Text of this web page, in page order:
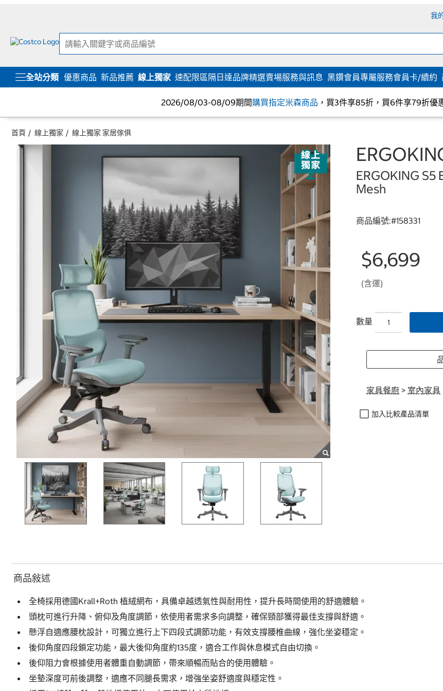
我
全站分類 優惠商品 新品推薦 線上獨家 速配限區隔日達品牌精選賣場服務與訊息 黑鑽會員專屬服務會員卡/續約
2026/08/03-08/09期間購買指定米森商品 ，買3件享85折，買6件享79折優
首頁 線上獨家 線上獨家 家居傢俱
ERGOKING S5
Mesh
商品編號:#158331
$6,699
(含運)
數量
家具餐廚 > 室內家具
加入比較產品清單
商品敍述
全椅採用德國Krall+Roth 植絨網布，具備卓越透氣性與耐用性，提升長時間使用的舒適體驗。
頭枕可進行升降、俯仰及角度調節，依使用者需求多向調整，確保頸部獲得最佳支撐與舒適。
懸浮自適應腰枕設計，可獨立進行上下四段式調節功能，有效支撐腰椎曲線，強化坐姿穩定。
後仰角度四段鎖定功能，最大後仰角度約135度，適合工作與休息模式自由切換。
後仰阻力會根據使用者體重自動調節，帶來順暢而貼合的使用體驗。
坐墊深度可前後調整，適應不同腿長需求，增強坐姿舒適度與穩定性。